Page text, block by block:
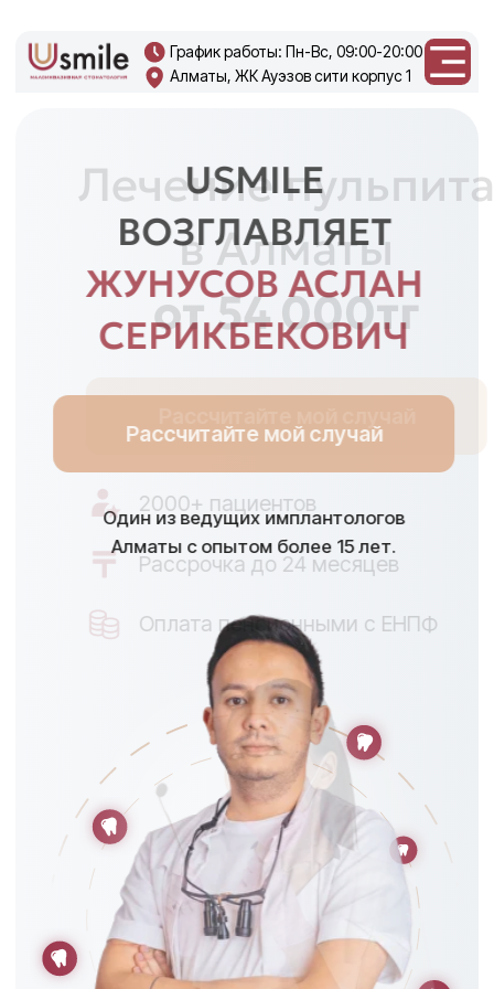
Алматы, ЖК Ауэзов сити корпус 1
ВОЗГЛАВЛЯЕТ
ЖУНУСОВ АСЛАН
СЕРИКБЕКОВИЧ
Рассчитайте мой случай